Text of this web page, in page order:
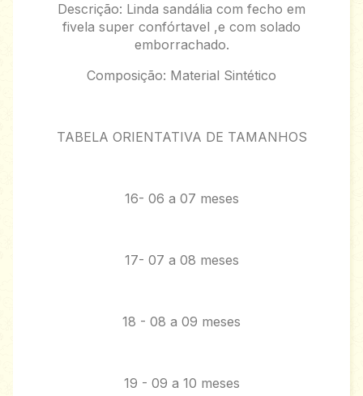
Descrição: Linda sandália com fecho em
fivela super confórtavel ,e com solado
emborrachado.
Composição: Material Sintético
TABELA ORIENTATIVA DE TAMANHOS
16- 06 a 07 meses
17- 07 a 08 meses
18 - 08 a 09 meses
19 - 09 a 10 meses